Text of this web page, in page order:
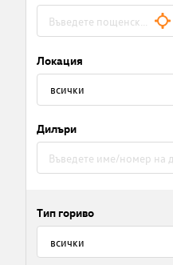
Локация
Дилъри
Тип гориво